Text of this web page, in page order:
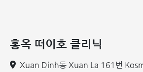
홍옥 떠이호 클리닉
Xuan Dinh동 Xuan La 161번